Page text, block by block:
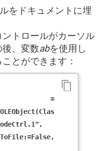
をドキュメントに埋
トロールがカーソル
、変数abを使用し
とができます：
=